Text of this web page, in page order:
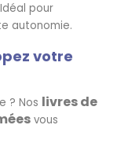
pour
autonomie.
votre
? Nos livres de
vous